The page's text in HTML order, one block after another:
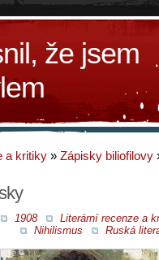
že jsem
a kritiky » Zápisky biliofilovy
1908
Literární recenze a
Nihilismus
Ruská